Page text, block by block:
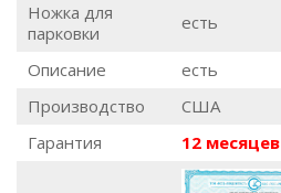
Ножка для
парковки
есть
Описание
есть
Производство
США
Гарантия
12 месяцев